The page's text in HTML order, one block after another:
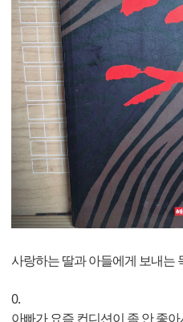
사랑하는 딸과 아들에게 보내는
0.
아빠가 요즘 컨디션이 좀 안 좋